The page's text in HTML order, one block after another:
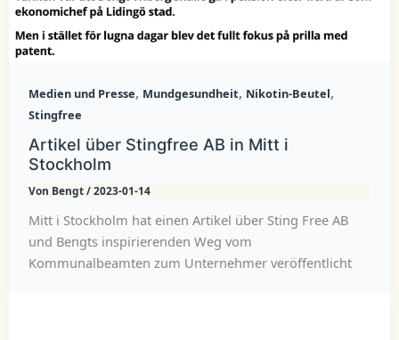
Medien und Presse, Mundgesundheit, Nikotin-Beutel,
Stingfree
Artikel über Stingfree AB in Mitt i
Stockholm
Von Bengt/2023-01-14
Mitt i Stockholm hat einen Artikel über Sting Free AB
und Bengts inspirierenden Weg vom
Kommunalbeamten zum Unternehmer veröffentlicht